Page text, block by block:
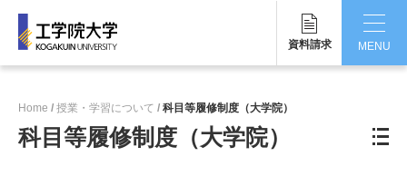
資料請求
MENU
Home 授業・学習について 科目等履修制度（大学院）
科目等履修制度（大学院）